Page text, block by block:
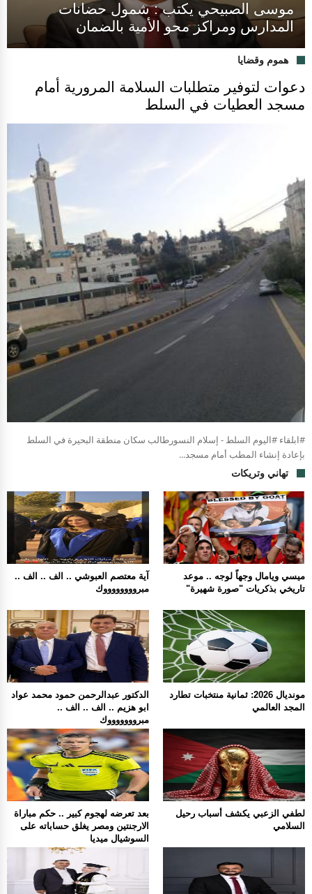
موسى الصبيحي يكتب : شمول حضانات
المدارس ومراكز محو الأمية بالضمان
هموم وقضايا
دعوات لتوفير متطلبات السلامة المرورية أمام
مسجد العطيات في السلط
#ابلقاء #اليوم السلط - إسلام النسورطالب سكان منطقة البحيرة في السلط
بإعادة إنشاء المطب أمام مسجد...
تهاني وتريكات
آية معتصم العبوشي .. الف .. الف ..
مبرووووووووك
ميسي ويامال وجهاً لوجه .. موعد
تاريخي بذكريات "صورة شهيرة"
الدكتور عبدالرحمن حمود محمد عواد
ابو هزيم .. الف .. الف ..
مبروووووووك
مونديال 2026: ثمانية منتخبات تطارد
المجد العالمي
بعد تعرضه لهجوم كبير .. حكم مباراة
الارجنتين ومصر يغلق حساباته على
السوشيال ميديا
لطفي الزعبي يكشف أسباب رحيل
السلامي